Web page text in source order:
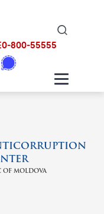
0-800-55555
OF MOLDOVA